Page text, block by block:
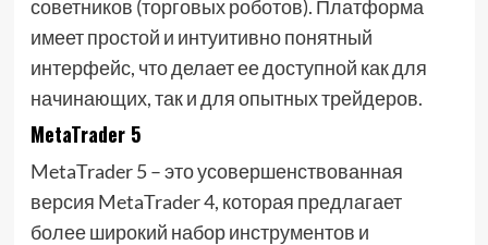
советников (торговых роботов). Платформа
имеет простой и интуитивно понятный
интерфейс, что делает ее доступной как для
начинающих, так и для опытных трейдеров.
MetaTrader 5
MetaTrader 5 – это усовершенствованная
версия MetaTrader 4, которая предлагает
более широкий набор инструментов и